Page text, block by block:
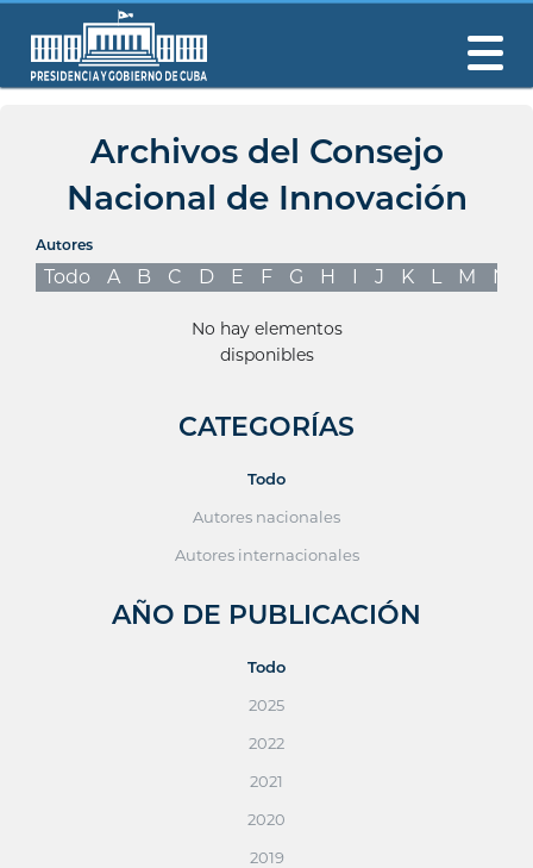
Archivos del Consejo
Nacional de Innovación
Autores
Todo A B C D E F G H I J K L M N
No hay elementos
disponibles
CATEGORÍAS
Todo
Autores nacionales
Autores internacionales
AÑO DE PUBLICACIÓN
Todo
2025
2022
2021
2020
2019